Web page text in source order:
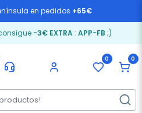
en pedidos +65€
-3€ EXTRA: APP-FB ;)
0 0